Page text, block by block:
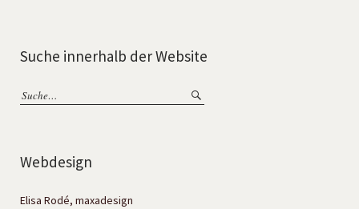
Suche innerhalb der Website
Webdesign
Elisa Rodé, maxadesign